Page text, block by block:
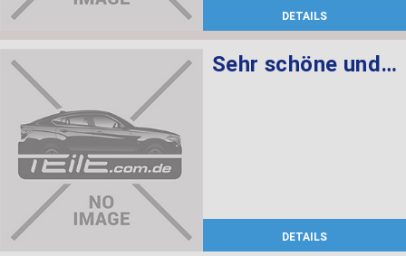
DETAILS
Sehr schöne und gepflegte Innenausstattung für BMW F22
DETAILS